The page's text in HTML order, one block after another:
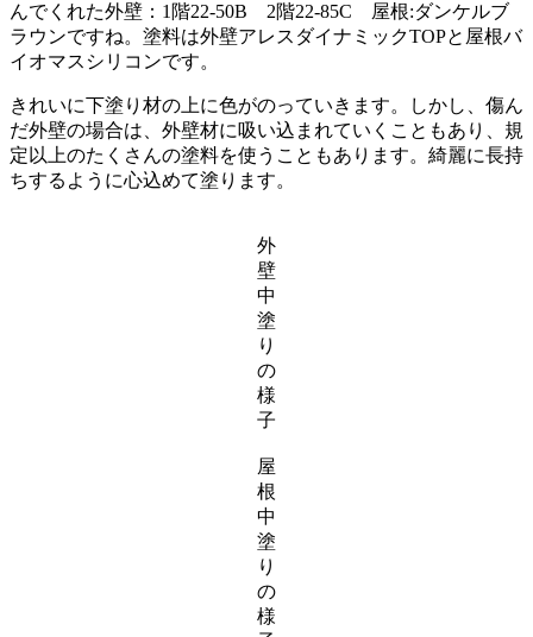
んでくれた外壁：1階22-50B 2階22-85C 屋根:ダンケルブ
ラウンですね。塗料は外壁アレスダイナミックTOPと屋根バ
イオマスシリコンです。
きれいに下塗り材の上に色がのっていきます。しかし、傷ん
だ外壁の場合は、外壁材に吸い込まれていくこともあり、規
定以上のたくさんの塗料を使うこともあります。綺麗に長持
ちするように心込めて塗ります。
外
壁
中
塗
り
の
様
子
屋
根
中
塗
り
の
様